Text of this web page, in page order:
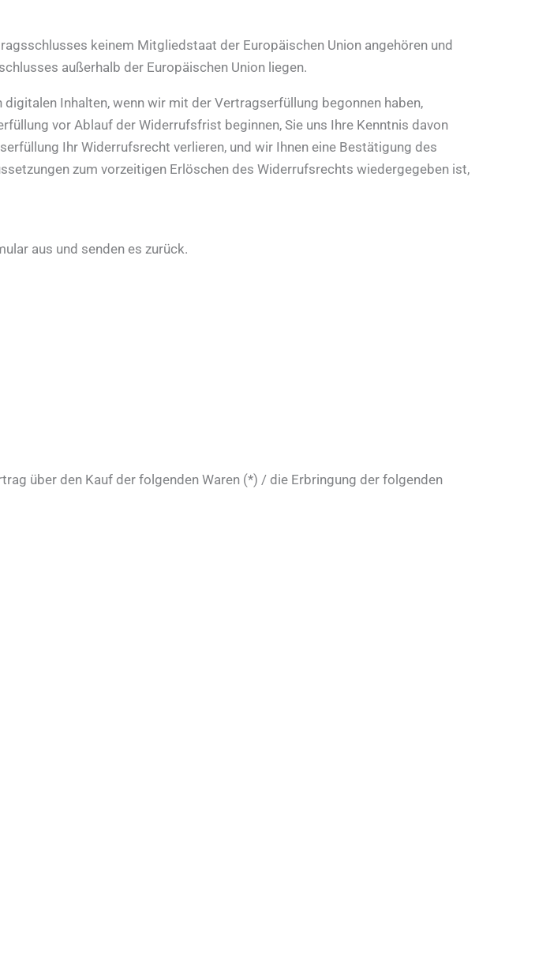
keinem Mitgliedstaat der Europäischen Union angehören und
außerhalb der Europäischen Union liegen.
Inhalten, wenn wir mit der Vertragserfüllung begonnen haben,
vor Ablauf der Widerrufsfrist beginnen, Sie uns Ihre Kenntnis davon
Ihr Widerrufsrecht verlieren, und wir Ihnen eine Bestätigung des
zum vorzeitigen Erlöschen des Widerrufsrechts wiedergegeben ist,
aus und senden es zurück.
über den Kauf der folgenden Waren (*) / die Erbringung der folgenden